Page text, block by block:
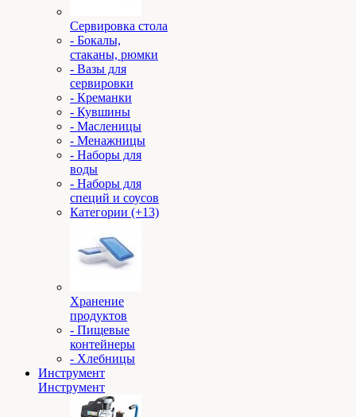
Сервировка стола
- Бокалы,
стаканы, рюмки
- Вазы для
сервировки
- Креманки
- Кувшины
- Масленицы
- Менажницы
- Наборы для
воды
- Наборы для
специй и соусов
Категории (+13)
Хранение
продуктов
- Пищевые
контейнеры
- Хлебницы
Инструмент
Инструмент